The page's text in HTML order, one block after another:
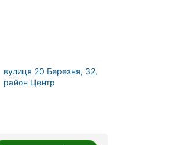
вулиця 20 Березня, 32,
район Центр